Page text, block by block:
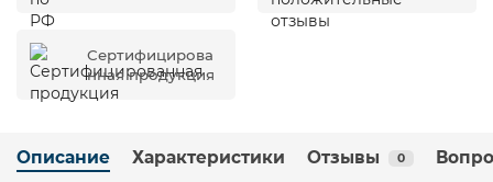
Сертифицирова
нная продукция
Описание Характеристики Отзывы 0